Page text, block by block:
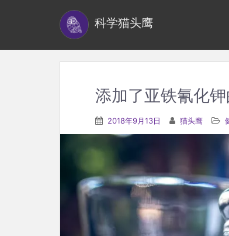
科学猫头鹰
添加了亚铁氰化
2018年9月13日 猫头鹰